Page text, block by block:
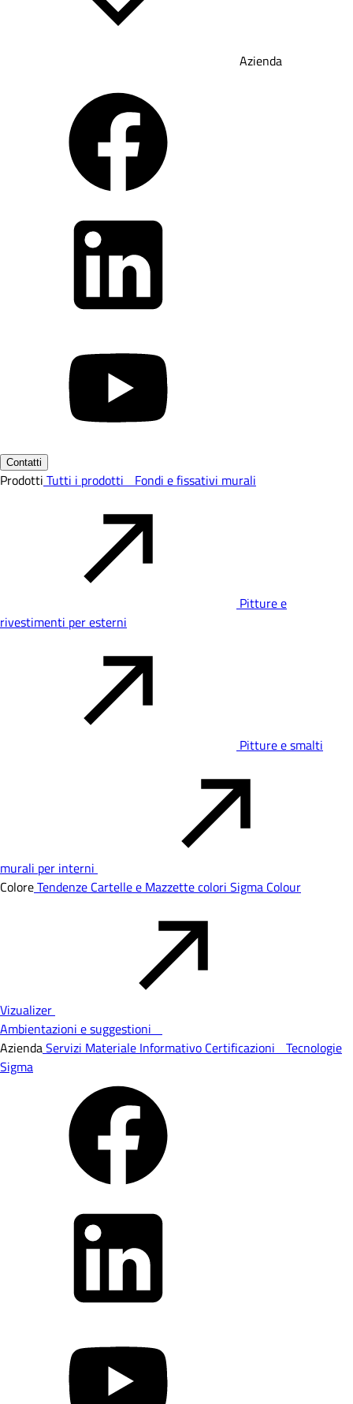
Azienda
Contatti
Prodotti Tutti i prodotti Fondi e fissativi murali
Pitture e
rivestimenti per esterni
Pitture e smalti
murali per interni
ColoreTendenze Cartelle e Mazzette colori Sigma Colour
Vizualizer
Ambientazioni e suggestioni
AziendaServizi Materiale Informativo Certificazioni Tecnologie
Sigma